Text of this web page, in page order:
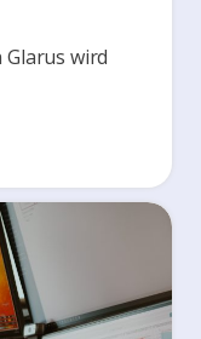
Glarus wird